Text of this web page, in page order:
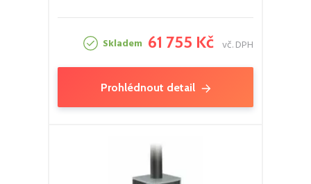
Skladem 61 755 Kč vč. DPH
Prohlédnout detail